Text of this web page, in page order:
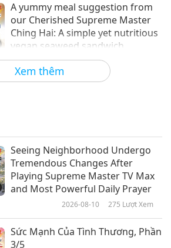
Xem thêm
A yummy meal suggestion from
our Cherished Supreme Master
Ching Hai: A simple yet nutritious
vegan seaweed sandwich
2022-02-25 4165
chia sẻ một mẹo từ Ngài Thanh
Hải Vô Thượng Sư Kính Yêu
Seeing Neighborhood Undergo
Tremendous Changes After
Playing Supreme Master TV Max
and Most Powerful Daily Prayer
2026-08-10 275 Lượt Xem
Sức Mạnh Của Tình Thương, Phần
3/5